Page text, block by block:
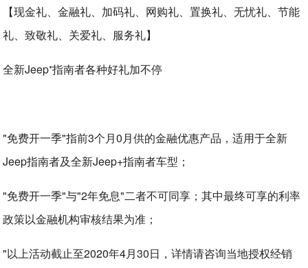
【现金礼、金融礼、加码礼、网购礼、置换礼、无忧礼、节能
礼、致敬礼、关爱礼、服务礼】
全新Jeep⁺指南者各种好礼加不停
"免费开一季"指前3个月0月供的金融优惠产品，适用于全新
Jeep指南者及全新Jeep+指南者车型；
"免费开一季"与"2年免息"二者不可同享；其中最终可享的利率
政策以金融机构审核结果为准；
"以上活动截止至2020年4月30日，详情请咨询当地授权经销